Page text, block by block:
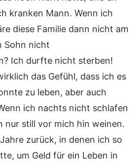
kranken Mann. Wenn ich
diese Familie dann nicht am
Sohn nicht
Ich durfte nicht sterben!
das Gefühl, dass ich es
zu leben, aber auch
ich nachts nicht schlafen
nur still vor mich hin weinen.
zurück, in denen ich so
um Geld für ein Leben in